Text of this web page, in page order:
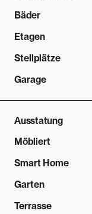
Bäder
Etagen
Stellplätze
Garage
Ausstatung
Möbliert
Smart Home
Garten
Terrasse